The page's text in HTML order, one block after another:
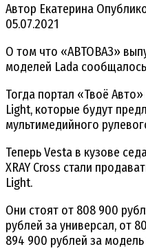
Автор Екатерина
05.07.2021
О том что «АВТОВАЗ»
моделей Lada
Тогда портал «Твоё
Light, которые будут
мультимедийного
Теперь Vesta в кузове
XRAY Cross стали
Light.
Они стоят от 808 900
рублей за универсал, от
894 900 рублей за модель